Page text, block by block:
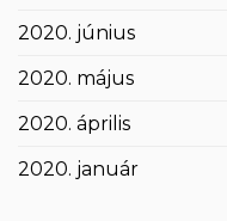
2020. június
2020. május
2020. április
2020. január